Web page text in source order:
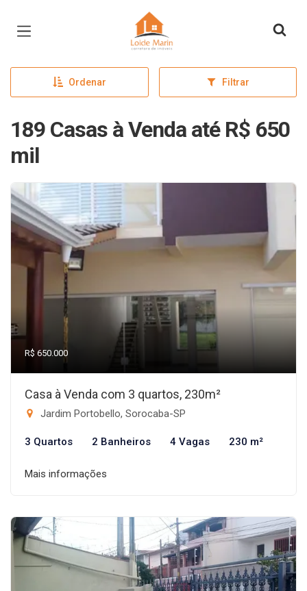
Página inicial
Ordenar Filtrar
189 Casas à Venda até R$ 650
mil
R$ 650.000
Casa à Venda com 3 quartos, 230m²
Jardim Portobello, Sorocaba-SP
3 Quartos 2 Banheiros 4 Vagas 230 m²
Mais informações